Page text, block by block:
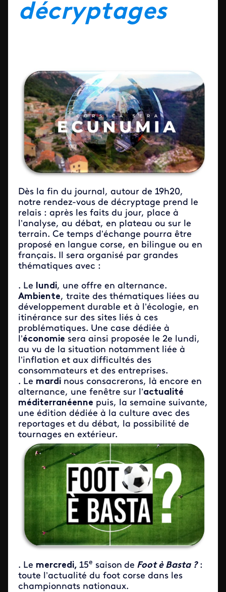
décryptages
Dès la fin du journal, autour de 19h20,
notre rendez-vous de décryptage prend le
relais : après les faits du jour, place à
l’analyse, au débat, en plateau ou sur le
terrain. Ce temps d’échange pourra être
proposé en langue corse, en bilingue ou en
français. Il sera organisé par grandes
thématiques avec :
. Le lundi, une offre en alternance.
Ambiente, traite des thématiques liées au
développement durable et à l’écologie, en
itinérance sur des sites liés à ces
problématiques. Une case dédiée à
l’économie sera ainsi proposée le 2e lundi,
au vu de la situation notamment liée à
l’inflation et aux difficultés des
consommateurs et des entreprises.
. Le mardi nous consacrerons, là encore en
alternance, une fenêtre sur l’actualité
méditerranéenne puis, la semaine suivante,
une édition dédiée à la culture avec des
reportages et du débat, la possibilité de
tournages en extérieur.
. Le mercredi, 15e saison de Foot è Basta ? :
toute l’actualité du foot corse dans les
championnats nationaux.